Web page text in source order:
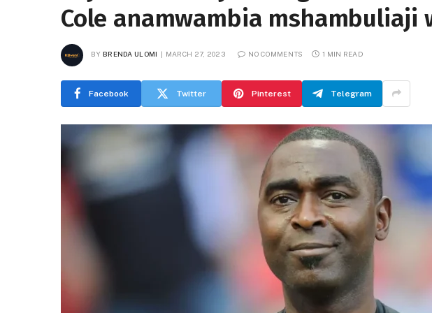
Cole anamwambia mshambuliaji
BY BRENDA ULOMI MARCH 27, 2023 NO COMMENTS 1 MIN READ
Facebook Twitter Pinterest Telegram